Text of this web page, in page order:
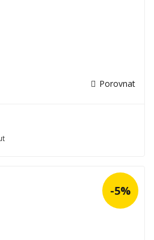
Porovnat
-5%